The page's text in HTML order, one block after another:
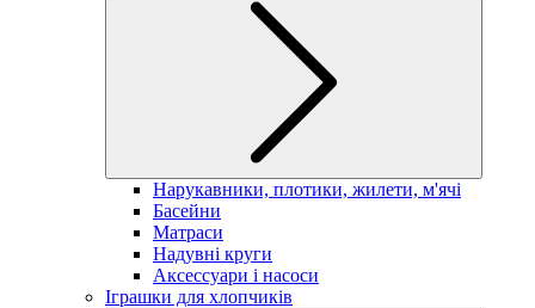
Нарукавники, плотики, жилети, м'ячі
Басейни
Матраси
Надувні круги
Аксессуари і насоси
Іграшки для хлопчиків